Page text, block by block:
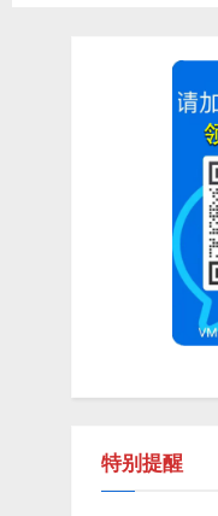
特别提醒